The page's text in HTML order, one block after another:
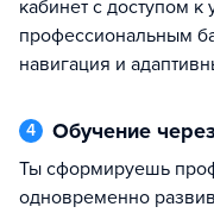
кабинет с доступом
профессиональным
навигация и
4 Обучение
ты сформируешь профессиональные компетенции,
одновременно